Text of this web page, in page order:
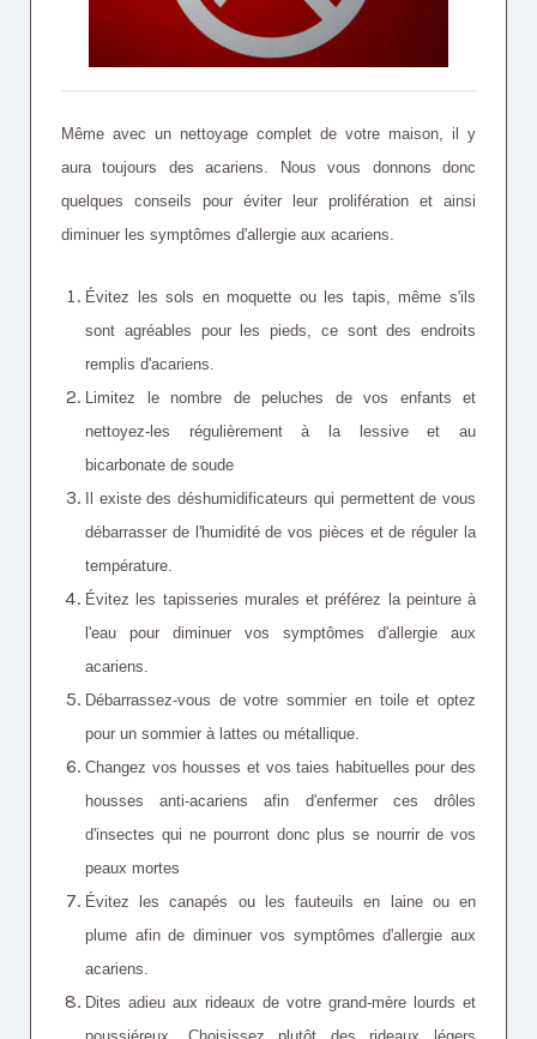
Même avec un nettoyage complet de votre maison, il y
aura toujours des acariens. Nous vous donnons donc
quelques conseils pour éviter leur prolifération et ainsi
diminuer les symptômes d'allergie aux acariens.
Évitez les sols en moquette ou les tapis, même s'ils
sont agréables pour les pieds, ce sont des endroits
remplis d'acariens.
Limitez le nombre de peluches de vos enfants et
nettoyez-les régulièrement à la lessive et au
bicarbonate de soude
Il existe des déshumidificateurs qui permettent de vous
débarrasser de l'humidité de vos pièces et de réguler la
température.
Évitez les tapisseries murales et préférez la peinture à
l'eau pour diminuer vos symptômes d'allergie aux
acariens.
Débarrassez-vous de votre sommier en toile et optez
pour un sommier à lattes ou métallique.
Changez vos housses et vos taies habituelles pour des
housses anti-acariens afin d'enfermer ces drôles
d'insectes qui ne pourront donc plus se nourrir de vos
peaux mortes
Évitez les canapés ou les fauteuils en laine ou en
plume afin de diminuer vos symptômes d'allergie aux
acariens.
Dites adieu aux rideaux de votre grand-mère lourds et